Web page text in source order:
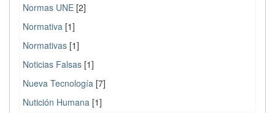
Normas UNE [2]
Normativa [1]
Normativas [1]
Noticias Falsas [1]
Nueva Tecnología [7]
Nutición Humana [1]